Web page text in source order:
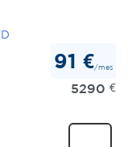
91 €/mes
5290 €